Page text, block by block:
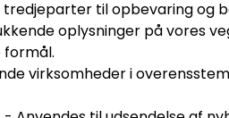
til opbevaring og
oplysninger på vores
formål.
virksomheder i